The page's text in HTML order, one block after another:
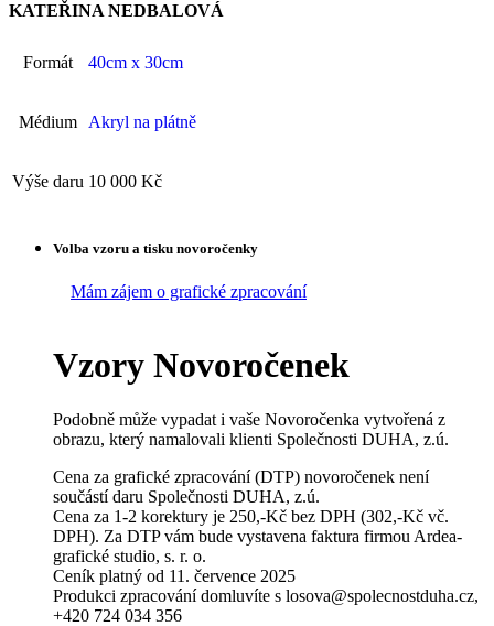
KATEŘINA NEDBALOVÁ
Formát 40cm x 30cm
Médium Akryl na plátně
Výše daru 10 000 Kč
Volba vzoru a tisku novoročenky
Mám zájem o grafické zpracování
Vzory Novoročenek
Podobně může vypadat i vaše Novoročenka vytvořená z
obrazu, který namalovali klienti Společnosti DUHA, z.ú.
Cena za grafické zpracování (DTP) novoročenek není
součástí daru Společnosti DUHA, z.ú.
Cena za 1-2 korektury je 250,-Kč bez DPH (302,-Kč vč.
DPH). Za DTP vám bude vystavena faktura firmou Ardea-
grafické studio, s. r. o.
Ceník platný od 11. července 2025
Produkci zpracování domluvíte s losova@spolecnostduha.cz,
+420 724 034 356